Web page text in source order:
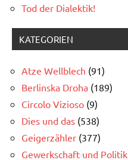
Tod der Dialektik!
KATEGORIEN
Atze Wellblech (91)
Berlinska Droha (189)
Circolo Vizioso (9)
Dies und das (538)
Geigerzähler (377)
Gewerkschaft und Politik